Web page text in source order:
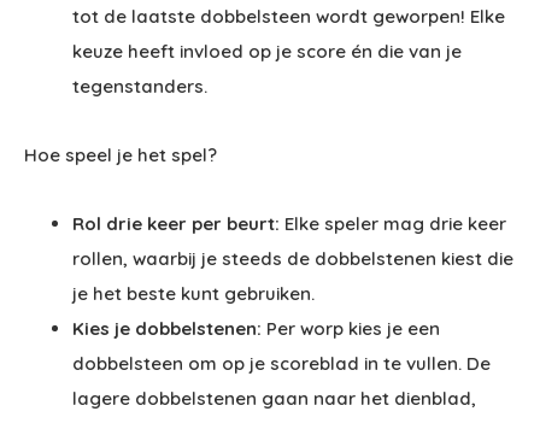
tot de laatste dobbelsteen wordt geworpen! Elke
keuze heeft invloed op je score én die van je
tegenstanders.
Hoe speel je het spel?
Rol drie keer per beurt: Elke speler mag drie keer
rollen, waarbij je steeds de dobbelstenen kiest die
je het beste kunt gebruiken.
Kies je dobbelstenen: Per worp kies je een
dobbelsteen om op je scoreblad in te vullen. De
lagere dobbelstenen gaan naar het dienblad,